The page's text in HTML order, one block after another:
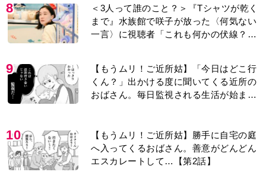
8
＜3人って誰のこと？＞『Tシャツが乾く
まで』水族館で咲子が放った〈何気ない
一言〉に視聴者「これも何かの伏線？」
9
【もうムリ！ご近所姑】「今日はどこ行
くん？」出かける度に聞いてくる近所の
おばさん。毎日監視される生活が始ま
10
【もうムリ！ご近所姑】勝手に自宅の庭
へ入ってくるおばさん。善意がどんどん
エスカレートして…【第2話】